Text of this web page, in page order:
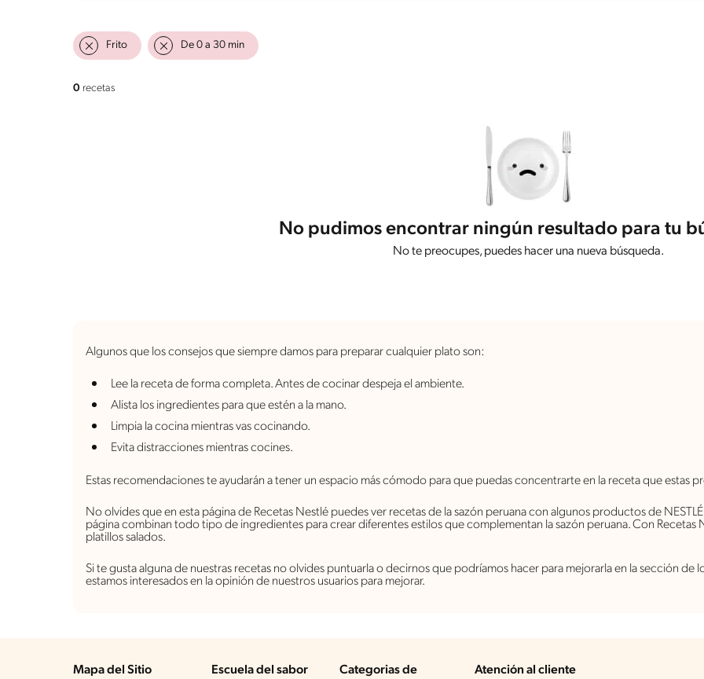
Frito De 0 a 30 min
0 recetas
No pudimos encontrar ningún resultado para tu
No te preocupes, puedes hacer una nueva búsqueda.
Algunos que los consejos que siempre damos para preparar cualquier plato son:
Lee la receta de forma completa. Antes de cocinar despeja el ambiente.
Alista los ingredientes para que estén a la mano.
Limpia la cocina mientras vas cocinando.
Evita distracciones mientras cocines.
Estas recomendaciones te ayudarán a tener un espacio más cómodo para que puedas concentrarte en la receta que estas
No olvides que en esta página de Recetas Nestlé puedes ver recetas de la sazón peruana con algunos productos de
página combinan todo tipo de ingredientes para crear diferentes estilos que complementan la sazón peruana. Con
platillos salados.
Si te gusta alguna de nuestras recetas no olvides puntuarla o decirnos que podríamos hacer para mejorarla en la sección
estamos interesados en la opinión de nuestros usuarios para mejorar.
Mapa del Sitio Escuela del sabor Categorias de Atención al cliente